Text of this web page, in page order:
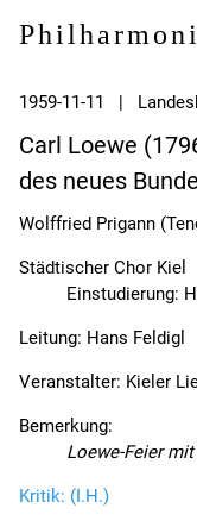
1959-11-11 |
Carl Loewe
des neues
Wolffried Prigann
Städtischer Chor Kiel
Einstudierung:
Leitung: Hans Feldigl
Veranstalter: Kieler
Bemerkung:
Loewe-Feier
Kritik: (I.H.)